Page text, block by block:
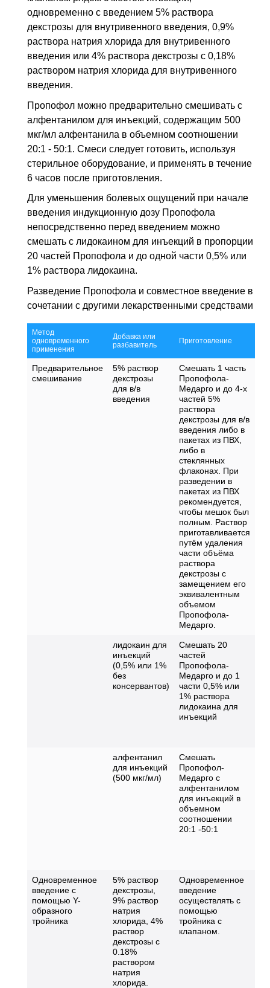
одновременно с введением 5% раствора
декстрозы для внутривенного введения, 0,9%
раствора натрия хлорида для внутривенного
введения или 4% раствора декстрозы с 0,18%
раствором натрия хлорида для внутривенного
введения.
Пропофол можно предварительно смешивать с
алфентанилом для инъекций, содержащим 500
мкг/мл алфентанила в объемном соотношении
20:1 - 50:1. Смеси следует готовить, используя
стерильное оборудование, и применять в течение
6 часов после приготовления.
Для уменьшения болевых ощущений при начале
введения индукционную дозу Пропофола
непосредственно перед введением можно
смешать с лидокаином для инъекций в пропорции
20 частей Пропофола и до одной части 0,5% или
1% раствора лидокаина.
Разведение Пропофола и совместное введение в
сочетании с другими лекарственными средствами
Метод
одновременного
применения
Добавка или
разбавитель
Приготовление
Предварительное
смешивание
5% раствор
декстрозы
для в/в
введения
Смешать 1 часть
Пропофола-
Медарго и до 4-х
частей 5%
раствора
декстрозы для в/в
введения либо в
пакетах из ПВХ,
либо в
стеклянных
флаконах. При
разведении в
пакетах из ПВХ
рекомендуется,
чтобы мешок был
полным. Раствор
приготавливается
путём удаления
части объёма
раствора
декстрозы с
замещением его
эквивалентным
объемом
Пропофола-
Медарго.
лидокаин для
инъекций
(0,5% или 1%
без
консервантов)
Смешать 20
частей
Пропофола-
Медарго и до 1
части 0,5% или
1% раствора
лидокаина для
инъекций
алфентанил
для инъекций
(500 мкг/мл)
Смешать
Пропофол-
Медарго с
алфентанилом
для инъекций в
объемном
соотношении
20:1 -50:1
Одновременное
введение с
помощью Y-
образного
тройника
5% раствор
декстрозы,
9% раствор
натрия
хлорида, 4%
раствор
декстрозы с
0.18%
раствором
натрия
хлорида.
Одновременное
введение
осуществлять с
помощью
тройника с
клапаном.